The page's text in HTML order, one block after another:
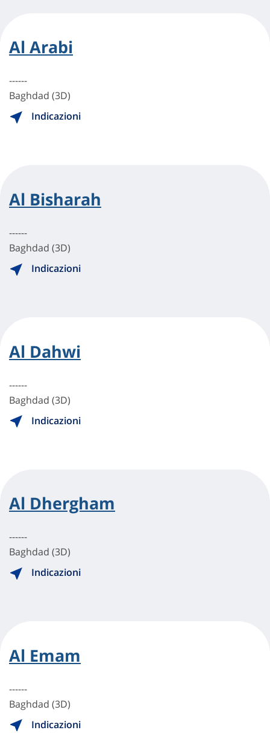
Al Arabi
------
Baghdad (3D)
Indicazioni
Al Bisharah
------
Baghdad (3D)
Indicazioni
Al Dahwi
------
Baghdad (3D)
Indicazioni
Al Dhergham
------
Baghdad (3D)
Indicazioni
Al Emam
------
Baghdad (3D)
Indicazioni